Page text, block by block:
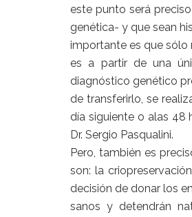
este punto será
genética- y que sean
importante es que sólo
es a partir de una
diagnóstico genético
de transferirlo, se
día siguiente o alas 48
Dr. Sergio Pasqualini.
Pero, también es
son: la
decisión de donar los
sanos y detendrán